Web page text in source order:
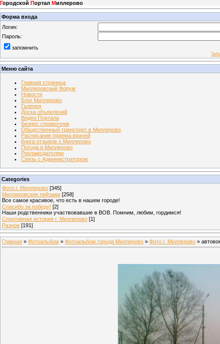
Городской Портал Миллерово
Форма входа
Логин:
Пароль:
запомнить
Меню сайта
Главная страница
Миллеровский Форум
Новости
Блог Миллерово
Галерея
Доска объявлений
Видео Портала
Бизнес справочник
Общественный транспорт в Миллерово
Расписание приема врачей
Книга отзывов о Миллерово
Погода в Миллерово
Рекламодателям
Связь с Администратором
Categories
Фото г. Миллерово [345]
Миллеровские пейзажи [258]
Все самое красивое, что есть в нашем городе!
Спасибо за победу! [2]
Наши родственники участвовавшие в ВОВ. Помним, любим, гордимся!
Спортивная история г. Миллерово [1]
Разное [191]
Главная » Фотоальбом » Фотоальбом города Миллерово » Фото г. Миллерово »